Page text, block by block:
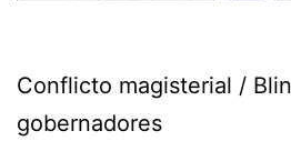
Conflicto magisterial /
gobernadores